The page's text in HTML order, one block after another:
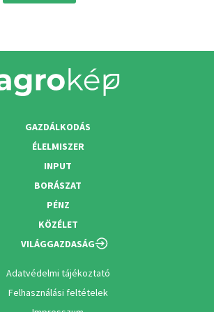
GAZDÁLKODÁS
ÉLELMISZER
INPUT
BORÁSZAT
PÉNZ
KÖZÉLET
VILÁGGAZDASÁG
Adatvédelmi tájékoztató
Felhasználási feltételek